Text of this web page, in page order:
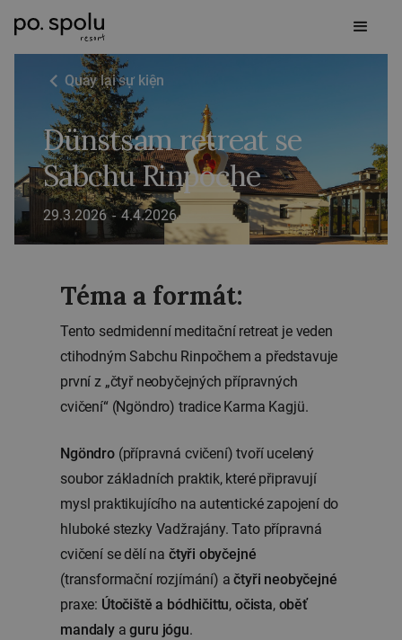
Quay lại sự kiện
Dünstsam retreat se
Sabchu Rinpoche
29.3.2026 - 4.4.2026
Téma a formát:
Tento sedmidenní meditační retreat je veden
ctihodným Sabchu Rinpočhem a představuje
první z „čtyř neobyčejných přípravných
cvičení“ (Ngöndro) tradice Karma Kagjü.
Ngöndro(přípravná cvičení) tvoří ucelený
soubor základních praktik, které připravují
mysl praktikujícího na autentické zapojení do
hluboké stezky Vadžrajány. Tato přípravná
cvičení se dělí na čtyři obyčejné
(transformační rozjímání) ačtyři neobyčejné
praxe: Útočiště a bódhičittu, očista, oběť
mandaly aguru jógu.